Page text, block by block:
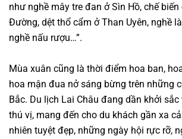
như nghề mây tre đan ở Sìn Hồ, chế biến
Đường, dệt thổ cẩm ở Than Uyên, nghề
nghề nấu rượu…”.
Mùa xuân cũng là thời điểm hoa ban,
hoa mận đua nở sáng bừng trên những
Bắc. Du lịch Lai Châu đang dần khởi
thú vị, mang đến cho du khách gần xa
nhiên tuyệt đẹp, những ngày hội rực rỡ,